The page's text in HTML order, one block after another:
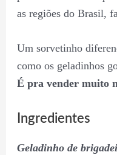
as regiões do Brasil,
Um sorvetinho
como os geladinhos
É pra vender muito
Ingredientes
Geladinho de